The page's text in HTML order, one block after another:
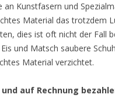
Kunstfasern und
Material das trotzdem
dies ist oft nicht der Fall
und Matsch saubere
Material verzichtet.
auf Rechnung